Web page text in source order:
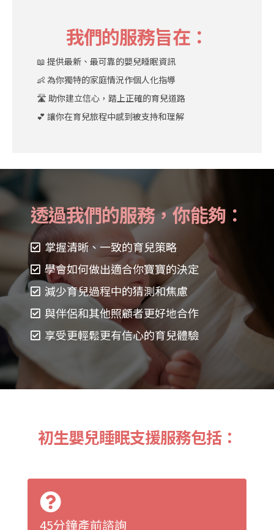
我們的服務旨在：
📖 提供最新、最可靠的嬰兒睡眠資訊
👶 為你獨特的家庭情況作個人化指導
🛣️ 助你建立信心，踏上正確的育兒道路
💕 讓你在育兒旅程中感到被支持和理解
透過我們的服務，你能夠：
掌握清晰、一致的育兒策略
學會如何做出適合你寶寶的決定
減少育兒過程中的猜測和焦慮
與伴侶和其他照顧者更好地合作
享受更輕鬆更有信心的育兒體驗
初生嬰兒睡眠支援服務包括：
45分鐘產前諮詢